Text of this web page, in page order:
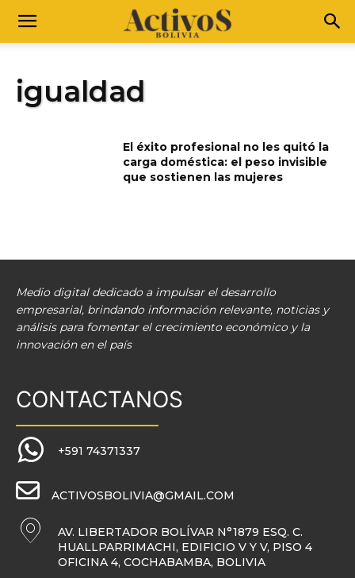
igualdad
El éxito profesional no les quitó la
carga doméstica: el peso invisible
que sostienen las mujeres
Medio digital dedicado a impulsar el desarrollo
empresarial, brindando información relevante, noticias y
análisis para fomentar el crecimiento económico y la
innovación en el país
CONTACTANOS
+591 74371337
ACTIVOSBOLIVIA@GMAIL.COM
AV. LIBERTADOR BOLÍVAR N°1879 ESQ. C.
HUALLPARRIMACHI, EDIFICIO V Y V, PISO 4
OFICINA 4, COCHABAMBA, BOLIVIA